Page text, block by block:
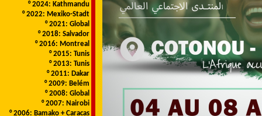
° 2024: Kathmandu
° 2022: Mexiko-Stadt
° 2021: Global
° 2018: Salvador
° 2016: Montreal
° 2015: Tunis
° 2013: Tunis
° 2011: Dakar
° 2009: Belém
° 2008: Global
° 2007: Nairobi
° 2006: Bamako + Caracas